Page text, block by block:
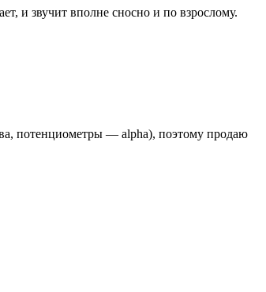
и звучит вполне сносно и по взрослому.
потенциометры — alpha), поэтому продаю